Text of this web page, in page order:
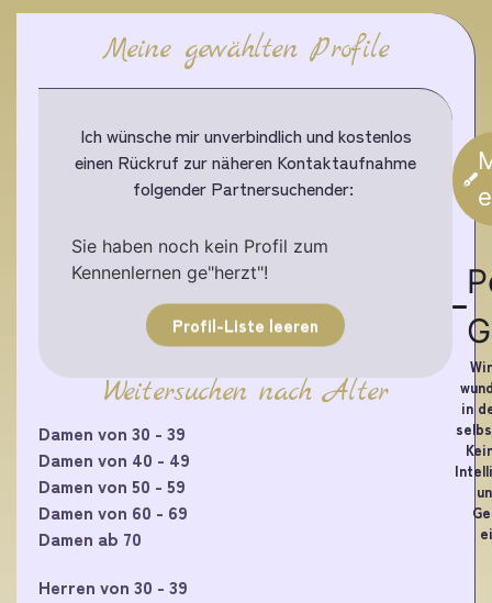
Meine gewählten Profile
Ich wünsche mir unverbindlich und kostenlos
einen Rückruf zur näheren Kontaktaufnahme
folgender Partnersuchender:
Sie haben noch kein Profil zum
Kennenlernen ge"herzt"!
Profil-Liste leeren
Weitersuchen nach Alter
Damen von 30 - 39
Damen von 40 - 49
Damen von 50 - 59
Damen von 60 - 69
Damen ab 70
Herren von 30 - 39
in